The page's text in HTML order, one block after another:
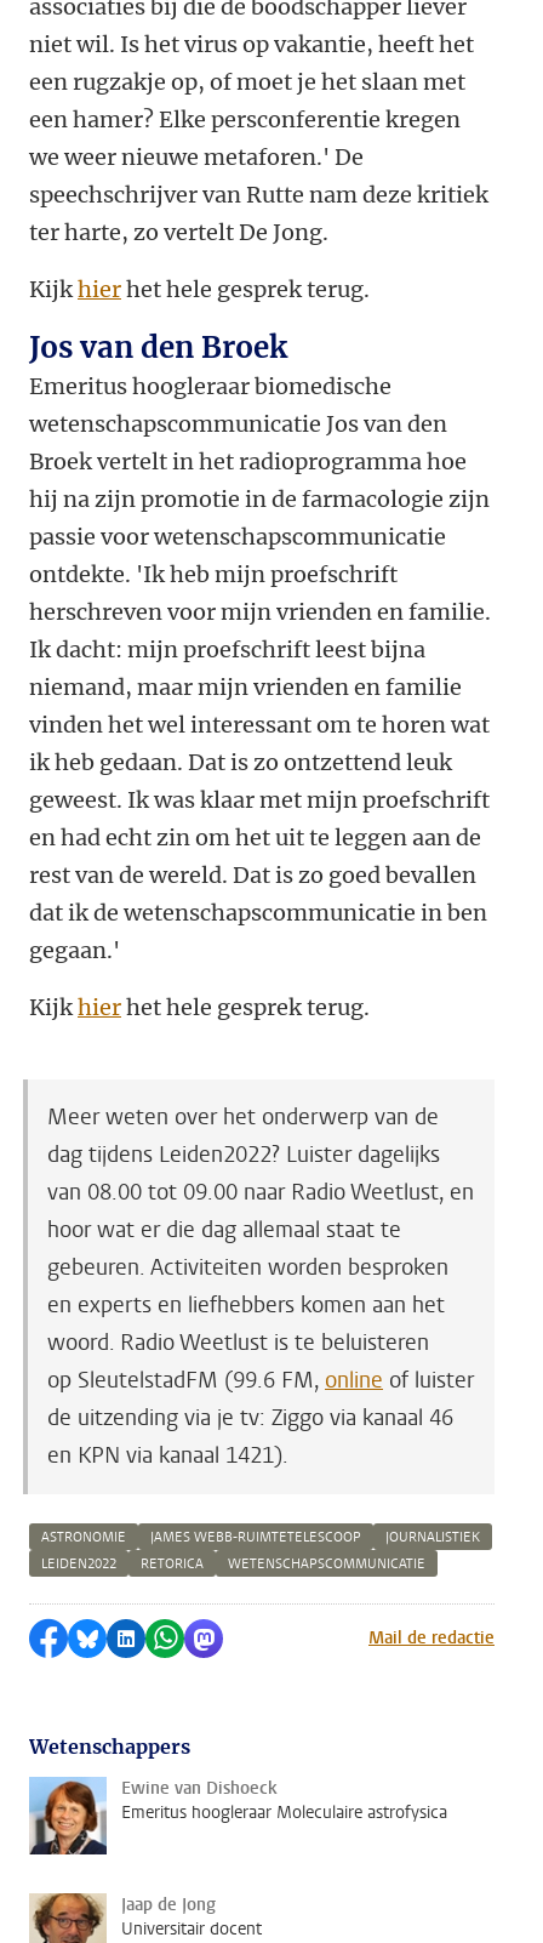
associaties bij die de boodschapper liever
niet wil. Is het virus op vakantie, heeft het
een rugzakje op, of moet je het slaan met
een hamer? Elke persconferentie kregen
we weer nieuwe metaforen.' De
speechschrijver van Rutte nam deze kritiek
ter harte, zo vertelt De Jong.
Kijkhierhet hele gesprek terug.
Jos van den Broek
Emeritus hoogleraar biomedische
wetenschapscommunicatie Jos van den
Broek vertelt in het radioprogramma hoe
hij na zijn promotie in de farmacologie zijn
passie voor wetenschapscommunicatie
ontdekte. 'Ik heb mijn proefschrift
herschreven voor mijn vrienden en familie.
Ik dacht: mijn proefschrift leest bijna
niemand, maar mijn vrienden en familie
vinden het wel interessant om te horen wat
ik heb gedaan. Dat is zo ontzettend leuk
geweest. Ik was klaar met mijn proefschrift
en had echt zin om het uit te leggen aan de
rest van de wereld. Dat is zo goed bevallen
dat ik de wetenschapscommunicatie in ben
gegaan.'
Kijkhierhet hele gesprek terug.
Meer weten over het onderwerp van de
dag tijdens Leiden2022? Luister dagelijks
van 08.00 tot 09.00 naar Radio Weetlust, en
hoor wat er die dag allemaal staat te
gebeuren. Activiteiten worden besproken
en experts en liefhebbers komen aan het
woord. Radio Weetlust is te beluisteren
op SleutelstadFM (99.6 FM, online of luister
de uitzending via je tv: Ziggo via kanaal 46
en KPN via kanaal 1421).
ASTRONOMIE JAMES WEBB-RUIMTETELESCOOP
JOURNALISTIEK
LEIDEN2022
RETORICA WETENSCHAPSCOMMUNICATIE
Delen op Facebook
Delen via Bluesky
Delen op LinkedIn
Delen via WhatsApp
Delen via MastodonMail de redactie
Wetenschappers
Ewine van Dishoeck
Emeritus hoogleraar Moleculaire astrofysica
Jaap de Jong
Universitair docent